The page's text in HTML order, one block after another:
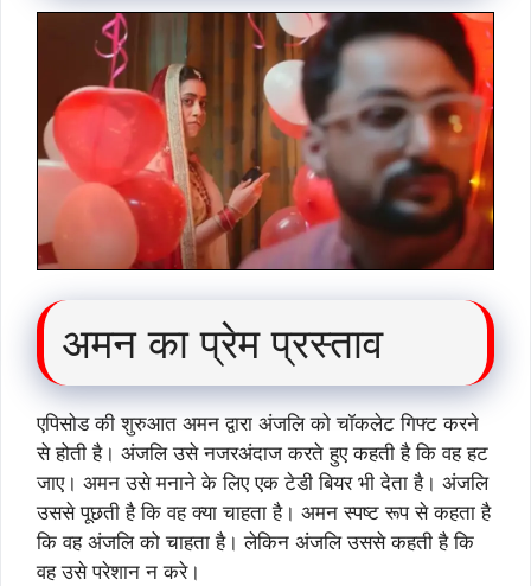
अमन का प्रेम प्रस्ताव
एपिसोड की शुरुआत अमन द्वारा अंजलि को चॉकलेट गिफ्ट करने
से होती है। अंजलि उसे नजरअंदाज करते हुए कहती है कि वह हट
जाए। अमन उसे मनाने के लिए एक टेडी बियर भी देता है। अंजलि
उससे पूछती है कि वह क्या चाहता है। अमन स्पष्ट रूप से कहता है
कि वह अंजलि को चाहता है। लेकिन अंजलि उससे कहती है कि
वह उसे परेशान न करे।